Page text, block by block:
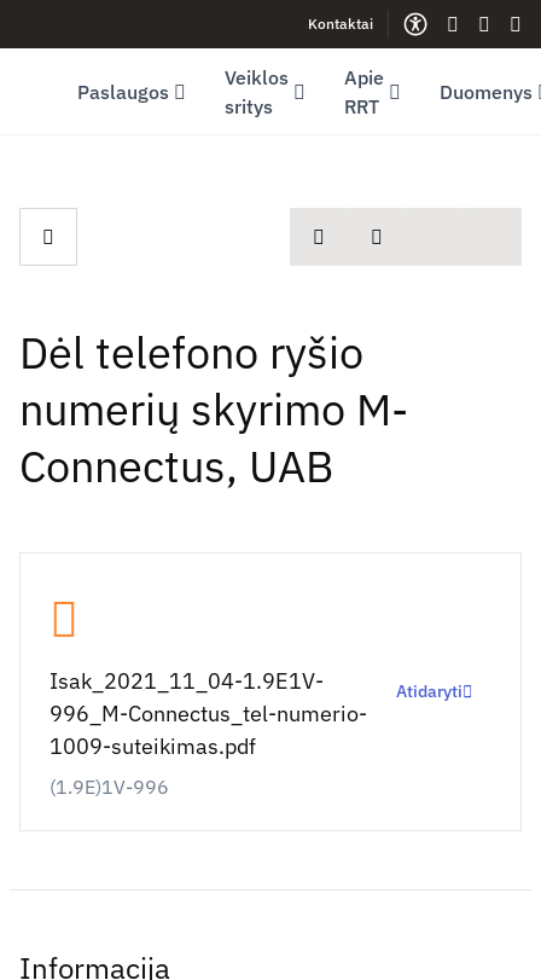
Youtube (opens in new window)Kontaktai
Gestų
Paslaugos
Veiklos
sritys
Apie
RRT
Duomenys
spausdintiDalintis
Dėl telefono ryšio
numerių skyrimo M-
Connectus, UAB
Isak_2021_11_04-1.9E1V-
996_M-Connectus_tel-numerio-
1009-suteikimas.pdf
(1.9E)1V-996
Atidaryti
Informacija